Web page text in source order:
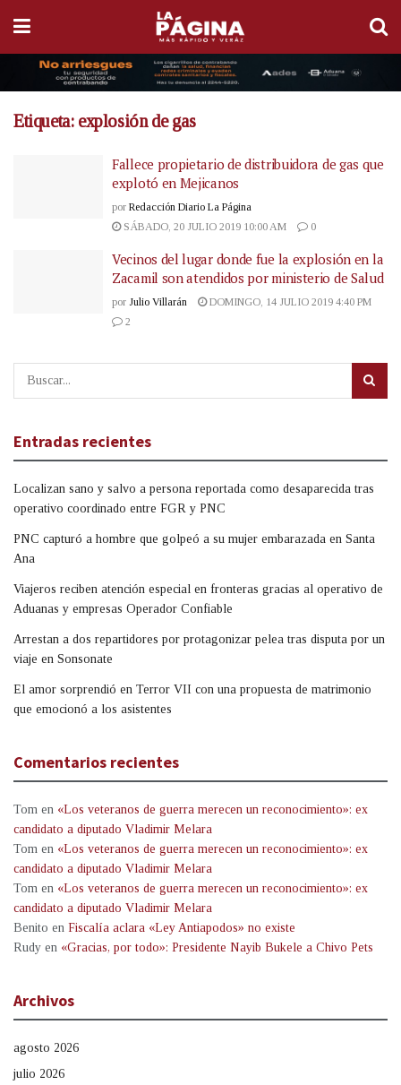
Etiqueta: explosión de gas
Fallece propietario de distribuidora de gas que
explotó en Mejicanos
por Redacción Diario La Página
SÁBADO, 20 JULIO 2019 10:00 AM
0
Vecinos del lugar donde fue la explosión en la
Zacamil son atendidos por ministerio de Salud
por Julio Villarán
DOMINGO, 14 JULIO 2019 4:40 PM
2
Entradas recientes
Localizan sano y salvo a persona reportada como desaparecida tras
operativo coordinado entre FGR y PNC
PNC capturó a hombre que golpeó a su mujer embarazada en Santa
Ana
Viajeros reciben atención especial en fronteras gracias al operativo de
Aduanas y empresas Operador Confiable
Arrestan a dos repartidores por protagonizar pelea tras disputa por un
viaje en Sonsonate
El amor sorprendió en Terror VII con una propuesta de matrimonio
que emocionó a los asistentes
Comentarios recientes
Tom en «Los veteranos de guerra merecen un reconocimiento»: ex
candidato a diputado Vladimir Melara
Tom en «Los veteranos de guerra merecen un reconocimiento»: ex
candidato a diputado Vladimir Melara
Tom en «Los veteranos de guerra merecen un reconocimiento»: ex
candidato a diputado Vladimir Melara
Benito en Fiscalía aclara «Ley Antiapodos» no existe
Rudy en «Gracias, por todo»: Presidente Nayib Bukele a Chivo Pets
Archivos
agosto 2026
julio 2026